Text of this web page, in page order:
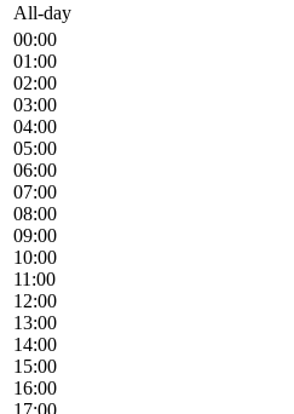
All-day
00:00
01:00
02:00
03:00
04:00
05:00
06:00
07:00
08:00
09:00
10:00
11:00
12:00
13:00
14:00
15:00
16:00
17:00